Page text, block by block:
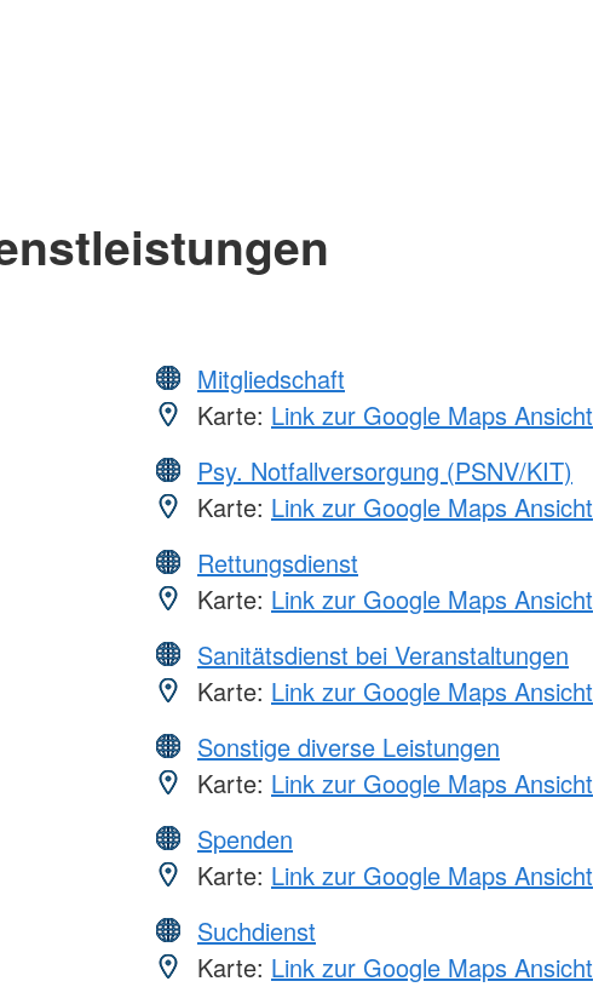
Mitgliedschaft
Karte: Link zur Google Maps Ansicht
Psy. Notfallversorgung (PSNV/KIT)
Karte: Link zur Google Maps Ansicht
Rettungsdienst
Karte: Link zur Google Maps Ansicht
Sanitätsdienst bei Veranstaltungen
Karte: Link zur Google Maps Ansicht
Sonstige diverse Leistungen
Karte: Link zur Google Maps Ansicht
Spenden
Karte: Link zur Google Maps Ansicht
Suchdienst
Karte: Link zur Google Maps Ansicht